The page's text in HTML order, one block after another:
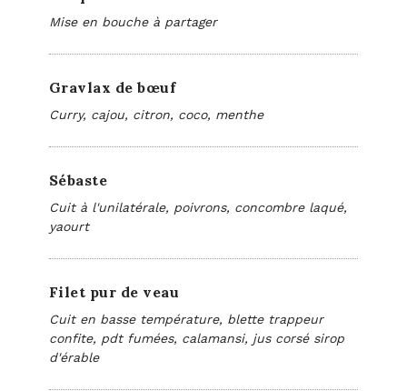
Mise en bouche à partager
Gravlax de bœuf
Curry, cajou, citron, coco, menthe
Sébaste
Cuit à l'unilatérale, poivrons, concombre laqué,
yaourt
Filet pur de veau
Cuit en basse température, blette trappeur
confite, pdt fumées, calamansi, jus corsé sirop
d'érable